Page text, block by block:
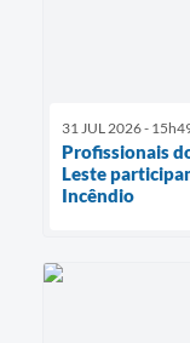
31 JUL 2026 -
Profissionais
Leste
Incêndio